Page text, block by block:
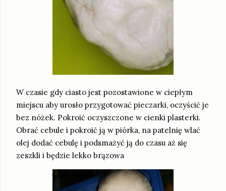
W czasie gdy ciasto jest pozostawione w ciepłym
miejscu aby urosło przygotować pieczarki, oczyścić je
bez nóżek. Pokroić oczyszczone w cienki plasterki.
Obrać cebule i pokroić ją w piórka, na patelnię wlać
olej dodać cebulę i podsmażyć ją do czasu aż się
zeszkli i będzie lekko brązowa